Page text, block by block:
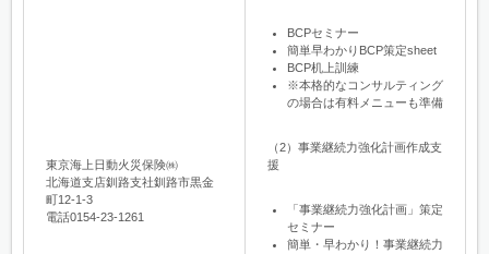
東京海上日動火災保険㈱
北海道支店釧路支社釧路市黒金
町12-1-3
電話0154-23-1261
BCPセミナー
簡単早わかりBCP策定sheet
BCP机上訓練
※本格的なコンサルティング
の場合は有料メニューも準備
（2）事業継続力強化計画作成支
援
「事業継続力強化計画」策定
セミナー
簡単・早わかり！事業継続力